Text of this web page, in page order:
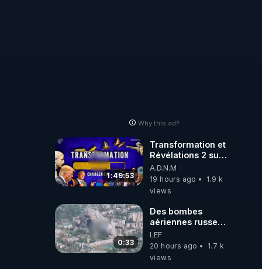
Why this ad?
1:49:53
Transformation et
Révélations 2 sur
2 - live du
07/08/26
A.D.N.M
19 hours ago
1.9 k
views
0:33
Des bombes
aériennes russes
anéantissent les
centres de
contrôle de
LEF
20 hours ago
1.7 k
views